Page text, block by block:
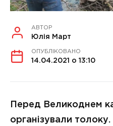
АВТОР
Юлія Март
ОПУБЛІКОВАНО
14.04.2021 о 13:10
Перед Великоднем
організували